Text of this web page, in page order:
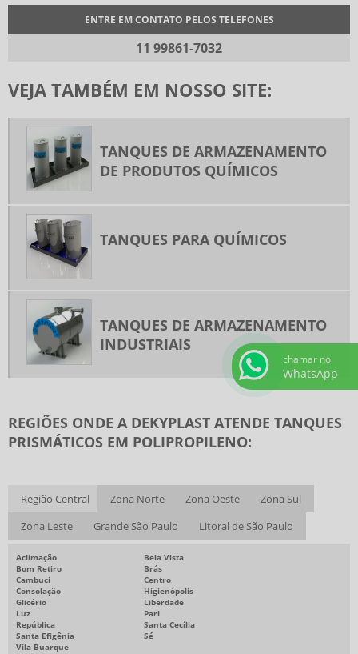
ENTRE EM CONTATO PELOS TELEFONES
11 99861-7032
VEJA TAMBÉM EM NOSSO SITE:
TANQUES DE ARMAZENAMENTO
DE PRODUTOS QUÍMICOS
TANQUES PARA QUÍMICOS
TANQUES DE ARMAZENAMENTO
INDUSTRIAIS
REGIÕES ONDE A DEKYPLAST ATENDE TANQUES
PRISMÁTICOS EM POLIPROPILENO:
Região Central Zona Norte Zona Oeste
Zona Sul
Zona Leste
Grande São Paulo Litoral de São Paulo
Aclimação
Bela Vista
Bom Retiro
Brás
Cambuci
Centro
Consolação
Higienópolis
Glicério
Liberdade
Luz
Pari
República
Santa Cecília
Santa Efigênia
Sé
Vila Buarque
chamar no
WhatsApp